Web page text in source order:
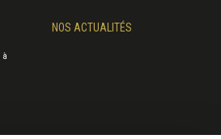
à
NOS ACTUALITÉS